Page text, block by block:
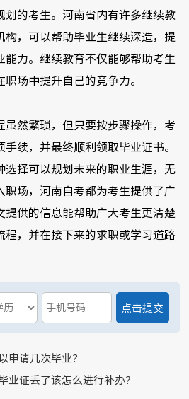
划的考生。河南省内有许多继续教
构，可以帮助毕业生继续深造，提
能力。继续教育不仅能够帮助考生
场中提升自己的竞争力。
虽然繁琐，但只要按步骤操作，考
续，并最终顺利领取毕业证书。
选择可以规划未来的职业生涯，无
职场，河南自考都为考生提供了广
提供的信息能帮助广大考生更清楚
程，并在接下来的求职或学习道路
申请几次毕业?
业证丢了该怎么进行补办?